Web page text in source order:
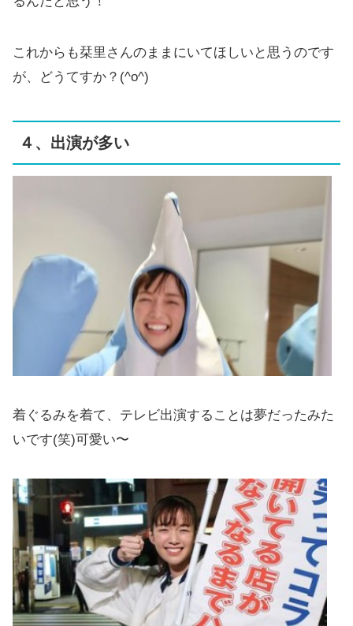
これからも栞里さんのままにいてほしいと思うのです
が、どうてすか？(^o^)
４、出演が多い
着ぐるみを着て、テレビ出演することは夢だったみた
いです(笑)可愛い〜